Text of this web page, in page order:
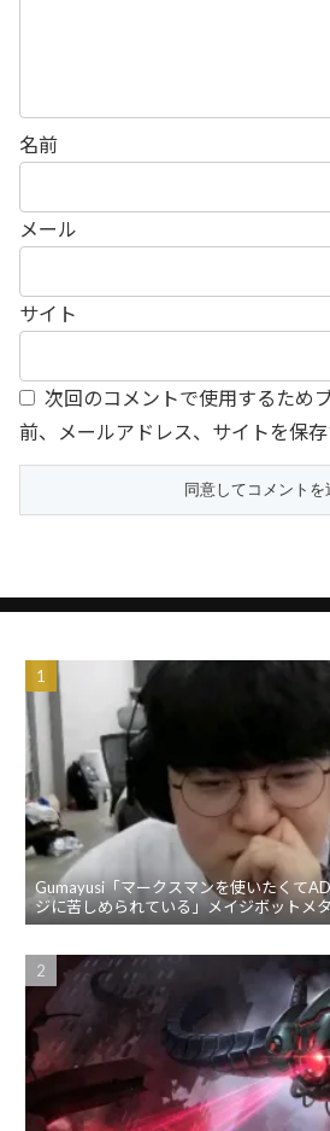
名前
メール
サイト
次回のコメントで使用するため
前、メールアドレス、サイトを保存
Gumayusi「マークスマンを使いたくて
ジに苦しめられている」メイジボットメ